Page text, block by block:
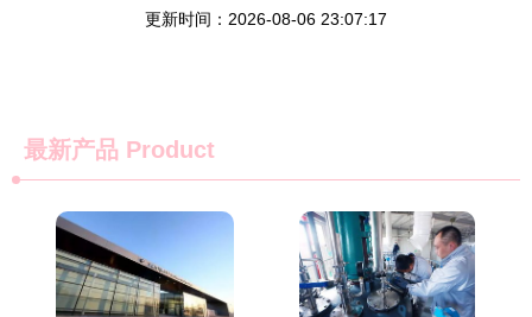
更新时间：2026-08-06 23:07:17
最新产品 Product